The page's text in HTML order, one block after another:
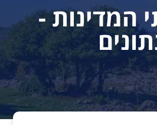
המדינות -